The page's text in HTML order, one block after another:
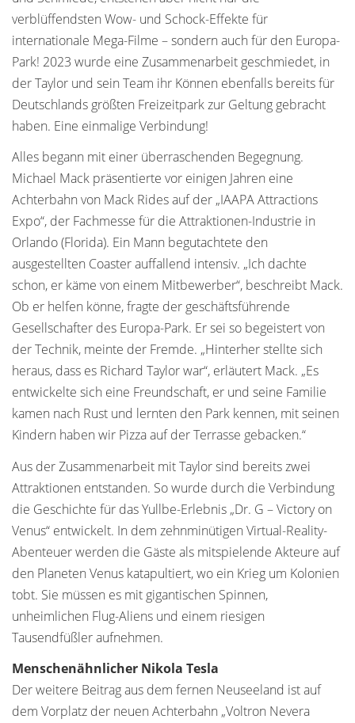
verblüffendsten Wow- und Schock-Effekte für
internationale Mega-Filme – sondern auch für den Europa-
Park! 2023 wurde eine Zusammenarbeit geschmiedet, in
der Taylor und sein Team ihr Können ebenfalls bereits für
Deutschlands größten Freizeitpark zur Geltung gebracht
haben. Eine einmalige Verbindung!
Alles begann mit einer überraschenden Begegnung.
Michael Mack präsentierte vor einigen Jahren eine
Achterbahn von Mack Rides auf der „IAAPA Attractions
Expo“, der Fachmesse für die Attraktionen-Industrie in
Orlando (Florida). Ein Mann begutachtete den
ausgestellten Coaster auffallend intensiv. „Ich dachte
schon, er käme von einem Mitbewerber“, beschreibt Mack.
Ob er helfen könne, fragte der geschäftsführende
Gesellschafter des Europa-Park. Er sei so begeistert von
der Technik, meinte der Fremde. „Hinterher stellte sich
heraus, dass es Richard Taylor war“, erläutert Mack. „Es
entwickelte sich eine Freundschaft, er und seine Familie
kamen nach Rust und lernten den Park kennen, mit seinen
Kindern haben wir Pizza auf der Terrasse gebacken.“
Aus der Zusammenarbeit mit Taylor sind bereits zwei
Attraktionen entstanden. So wurde durch die Verbindung
die Geschichte für das Yullbe-Erlebnis „Dr. G – Victory on
Venus“ entwickelt. In dem zehnminütigen Virtual-Reality-
Abenteuer werden die Gäste als mitspielende Akteure auf
den Planeten Venus katapultiert, wo ein Krieg um Kolonien
tobt. Sie müssen es mit gigantischen Spinnen,
unheimlichen Flug-Aliens und einem riesigen
Tausendfüßler aufnehmen.
Menschenähnlicher Nikola Tesla
Der weitere Beitrag aus dem fernen Neuseeland ist auf
dem Vorplatz der neuen Achterbahn „Voltron Nevera